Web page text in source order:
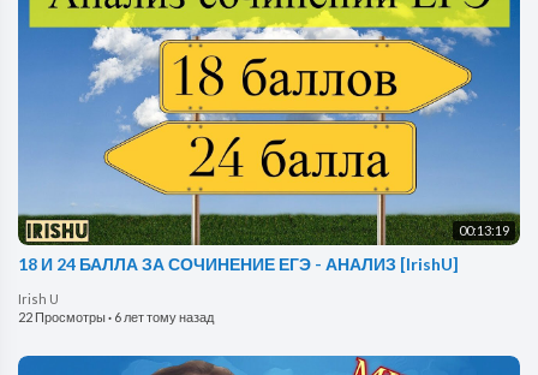
00:13:19
18 И 24 БАЛЛА ЗА СОЧИНЕНИЕ ЕГЭ - АНАЛИЗ [IrishU]
Irish U
22 Просмотры· 6 лет тому назад